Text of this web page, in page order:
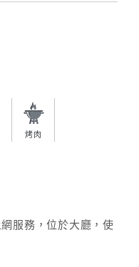
烤肉
服務，位於大廳，使